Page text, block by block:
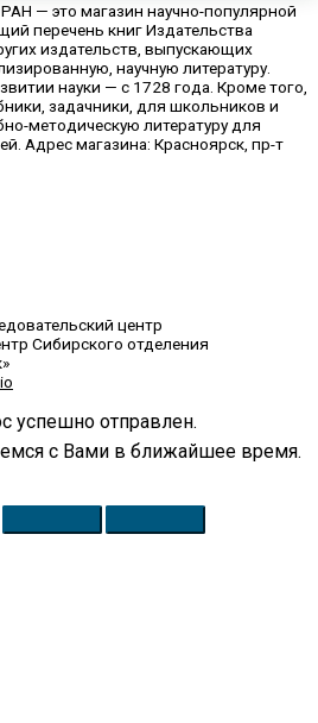
— это магазин научно-популярной
перечень книг Издательства
издательств, выпускающих
научную литературу.
науки — с 1728 года. Кроме того,
задачники, для школьников и
методическую литературу для
Адрес магазина: Красноярск, пр-т
центр
Сибирского отделения
успешно отправлен.
с Вами в ближайшее время.